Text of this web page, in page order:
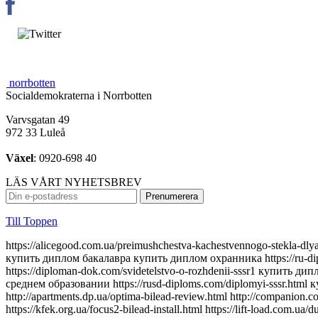
norrbotten
Socialdemokraterna i Norrbotten
Varvsgatan 49
972 33 Luleå
Växel: 0920-698 40
LÄS VÅRT NYHETSBREV
Till Toppen
https://alicegood.com.ua/preimushchestva-kachestvennogo-stekla-dlya-far-svet-kotoryy-vam-nuzhen https://aurus-diploms.com/diplom-tekhnikuma.html https://gosznac-diplom24.com/kupit-diplom-kolledzha купить диплом бакалавра купить диплом охранника https://ru-diplomirovans.com/аттестат-9-классов https://lands-diplomix.com/goroda/orenburg.html купить диплом в ростове-на-дону https://diploman-dok.com/svidetelstvo-o-rozhdenii-sssr1 купить диплом о среднем образовании https://radiplomy.com/kupit-diplom-onlajn https://originality-diplomix.com/маркетолог купить диплом о среднем образовании https://rusd-diploms.com/diplomyi-sssr.html купить диплом в омске https://try-kolduna.com.ua/where-to-buy-bilead-lens.html https://silvestry.com.ua/top-5-powerful-bilead.html http://apartments.dp.ua/optima-bilead-review.html http://companion.com.ua/laser-bilead-future.html http://slovakia.kiev.ua/h7-bilead-lens-guide.html https://join.com.ua/h4-bilead-lens-guide.html https://kfek.org.ua/focus2-bilead-install.html https://lift-load.com.ua/dual-chip-bilead-lens.html http://davinci-design.com.ua/bolt-mount-bilead.html http://funhost.org.ua/bilead-test-drive.html http://comfortdeluxe.com.ua/bilead-selection-criteria.html http://shopsecret.com.ua/bilead-principles.html https://firma.com.ua/bilead-lens-revolution.html http://sun-shop.com.ua/bilead-lens-price-comparison.html https://para-dise.com.ua/bilead-lens-guide.html https://geliosfireworks.com.ua/bilead-installation-guide.html https://tops.net.ua/bilead-buyers-guide.html https://degustator.net.ua/bilead-2024-review.html https://oncology.com.ua/bilead-2022-rating.html https://shop4me.in.ua/bestselling-bilead-2023.html https://crazy-professor.com.ua/aozoom-bilead-review.html http://reklama-sev.com.ua/angel-eyes-bilead.html http://gollos.com.ua/angel-eyes-bilead.html http://jokes.com.ua/ams-bilead-review.html https://greenap.com.ua/adaptive-bilead-future.html http://kvn-tehno.com.ua/3-inch-bilead-market-review.html https://salesup.in.ua/3-inch-bilead-lens-guide.html http://compromat.in.ua/2-5-inch-bilead-lens-guide.html http://vlada.dp.ua/24v-bilead-truck.html https://i-medic.com.ua/steklo-dlya-far-avto-kak-vybrat-kachestvennuyu-zamenu https://renault-club.kiev.ua/zamena-stekla-far-avto-vse-chto-nuzhno-znat https://tehnoprice.in.ua/pochemu-vazhno-kachestvennoe-steklo-dlya-far-avto https://lifeinvest.com.ua/steklo-dlya-far-avto-obzor-populyarnyh-modeley https://warfare.com.ua/zamena-stekla-dlya-far-avto-poshagovaya-instruktsiya https://05161.com.ua/prozrachnost-i-stil-obnovlenie-stekla-far-dlya-avto https://brightwallpapers.com.ua/steklo-dlya-far-avto-kak-vybrat-dolgovechnyj-variant https://3dlevsha.com.ua/top-proizvoditelej-stekla-dlya-far-avto-v-2024-godu https://abank.com.ua/sovety-po-vyboru-stekla-dlya-far-avto-na-chto-obratit-vnimanie https://abshop.com.ua/zamena-stekla-na-farah-avto-kak-uluchshit-vidimost-i-stil https://alicegood.com.ua/preimushchestva-kachestvennogo-stekla-dlya-far-svet-kotoryy-vam-nuzhen https://artflo.com.ua/steklo-dlya-far-avto-obzor-byudzhetnyh-i-premialnyh-variantov https://atlantic-club.com.ua/kak-vybrat-prochnoe-steklo-